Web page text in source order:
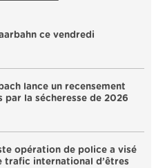
ce vendredi
lance un recensement
par la sécheresse de 2026
opération de police a visé
trafic international d’êtres